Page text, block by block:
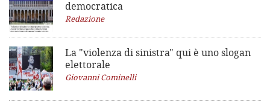
democratica
Redazione
La "violenza di sinistra" qui è uno slogan
elettorale
Giovanni Cominelli